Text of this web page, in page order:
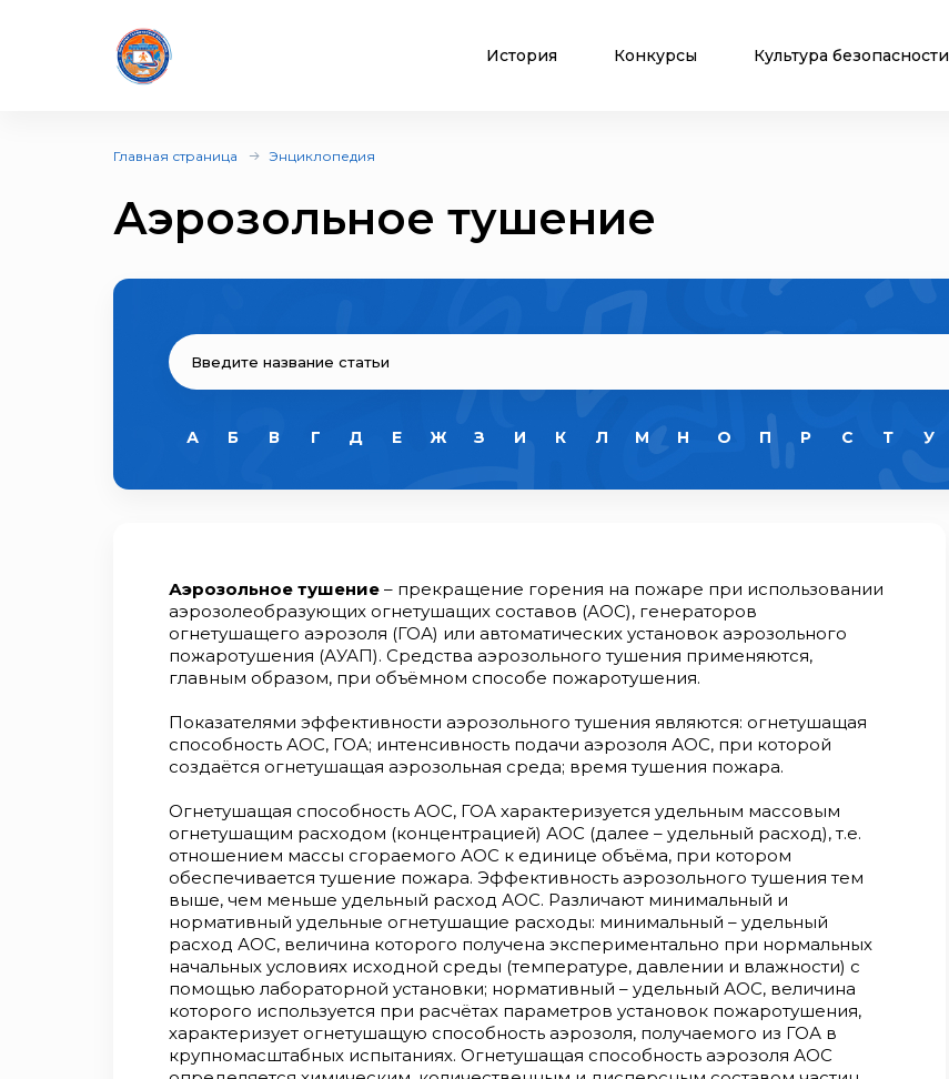
История Конкурсы Культура безопасности
Главная страница Энциклопедия
Аэрозольное тушение
А Б В Г Д Е Ж З И К Л М Н О П Р С Т У
Аэрозольное тушение – прекращение горения на пожаре при использовании
аэрозолеобразующих огнетушащих составов (АОС), генераторов
огнетушащего аэрозоля (ГОА) или автоматических установок аэрозольного
пожаротушения (АУАП). Средства аэрозольного тушения применяются,
главным образом, при объёмном способе пожаротушения.
Показателями эффективности аэрозольного тушения являются: огнетушащая
способность АОС, ГОА; интенсивность подачи аэрозоля АОС, при которой
создаётся огнетушащая аэрозольная среда; время тушения пожара.
Огнетушащая способность АОС, ГОА характеризуется удельным массовым
огнетушащим расходом (концентрацией) АОС (далее – удельный расход), т.е.
отношением массы сгораемого АОС к единице объёма, при котором
обеспечивается тушение пожара. Эффективность аэрозольного тушения тем
выше, чем меньше удельный расход АОС. Различают минимальный и
нормативный удельные огнетушащие расходы: минимальный – удельный
расход АОС, величина которого получена экспериментально при нормальных
начальных условиях исходной среды (температуре, давлении и влажности) с
помощью лабораторной установки; нормативный – удельный АОС, величина
которого используется при расчётах параметров установок пожаротушения,
характеризует огнетушащую способность аэрозоля, получаемого из ГОА в
крупномасштабных испытаниях. Огнетушащая способность аэрозоля АОС